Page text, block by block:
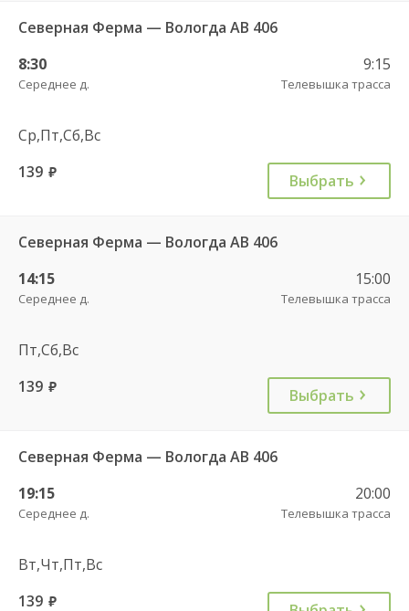
Северная Ферма — Вологда АВ 406
8:30
Середнее д.
9:15
Телевышка трасса
Ср,Пт,Сб,Вс
139 руб. Выбрать
Северная Ферма — Вологда АВ 406
14:15
Середнее д.
15:00
Телевышка трасса
Пт,Сб,Вс
139 руб. Выбрать
Северная Ферма — Вологда АВ 406
19:15
Середнее д.
20:00
Телевышка трасса
Вт,Чт,Пт,Вс
139 руб.